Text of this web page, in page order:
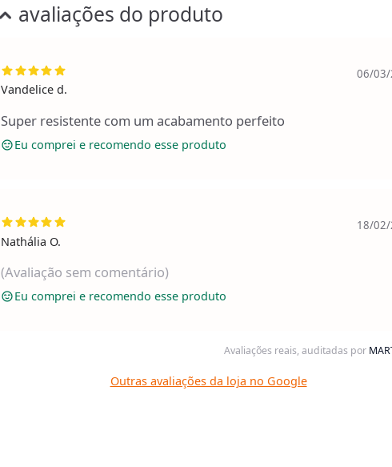
avaliações do produto
Vandelice d.
06/03/
Super resistente com um acabamento perfeito
Eu comprei e recomendo esse produto
Nathália O.
18/
(Avaliação sem comentário)
Eu comprei e recomendo esse produto
Avaliações reais, auditadas por
Outras avaliações da loja no Google